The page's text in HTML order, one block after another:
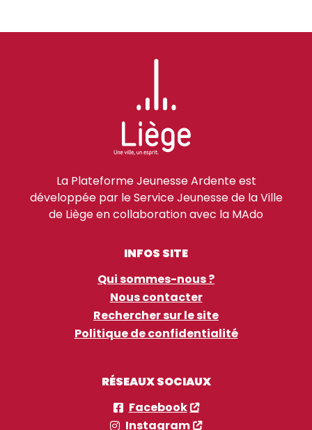
La Plateforme Jeunesse Ardente est
développée par le Service Jeunesse de la Ville
de Liège en collaboration avec la MAdo
INFOS SITE
Qui sommes-nous ?
Nous contacter
Rechercher sur le site
Politique de confidentialité
RÉSEAUX SOCIAUX
Facebook
Instagram